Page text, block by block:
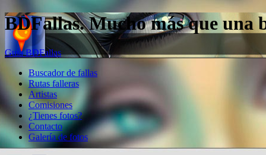
BDFallas. Mucho más que una
Guía BDFallas
Buscador de fallas
Rutas falleras
Artistas
Comisiones
¿Tienes fotos?
Contacto
Galería de fotos